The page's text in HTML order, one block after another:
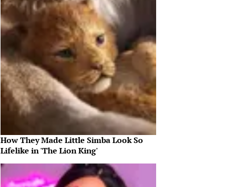
How They Made Little Simba Look So
Lifelike in 'The Lion King'